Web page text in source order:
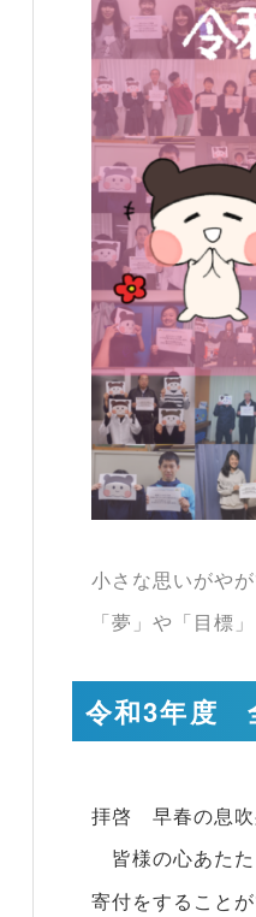
小さな思いがや
「夢」や「目標
令和3年度
拝啓 早春の息吹
皆様の心あたた
寄付をすること